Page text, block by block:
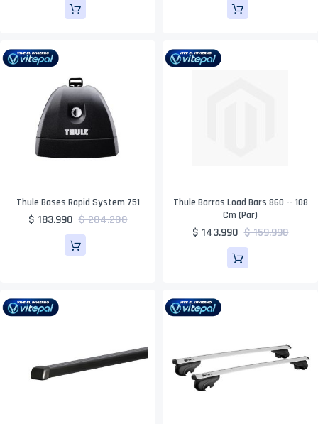
Thule Bases Rapid System 751
$ 183.990 $ 204.200
Thule Barras Load Bars 860 -- 108
Cm (par)
$ 143.990 $ 159.990